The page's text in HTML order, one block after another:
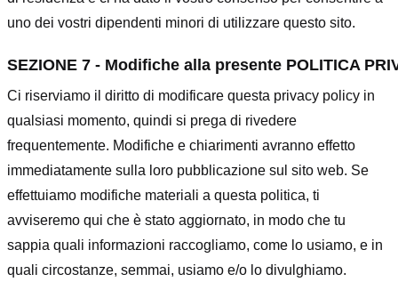
uno dei vostri dipendenti minori di utilizzare questo sito.
SEZIONE 7 - Modifiche alla presente POLITICA
Ci riserviamo il diritto di modificare questa privacy policy in
qualsiasi momento, quindi si prega di rivedere
frequentemente. Modifiche e chiarimenti avranno effetto
immediatamente sulla loro pubblicazione sul sito web. Se
effettuiamo modifiche materiali a questa politica, ti
avviseremo qui che è stato aggiornato, in modo che tu
sappia quali informazioni raccogliamo, come lo usiamo, e in
quali circostanze, semmai, usiamo e/o lo divulghiamo.